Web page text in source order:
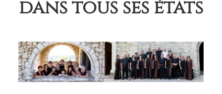
dans tous ses états